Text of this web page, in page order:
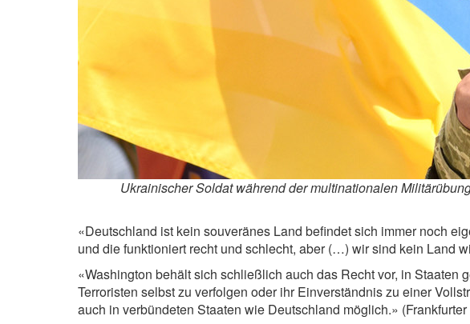
Ukrainischer Soldat während der multinationalen
«Deutschland ist kein souveränes Land befindet sich immer noch
und die funktioniert recht und schlecht, aber (…) wir sind kein Land
«Washington behält sich schließlich auch das Recht vor, in
Terroristen selbst zu verfolgen oder ihr Einverständnis zu einer
auch in verbündeten Staaten wie Deutschland möglich.»